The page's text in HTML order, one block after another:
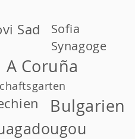
Sad
Sofia
Synagoge
A Coruña
Bulgarien